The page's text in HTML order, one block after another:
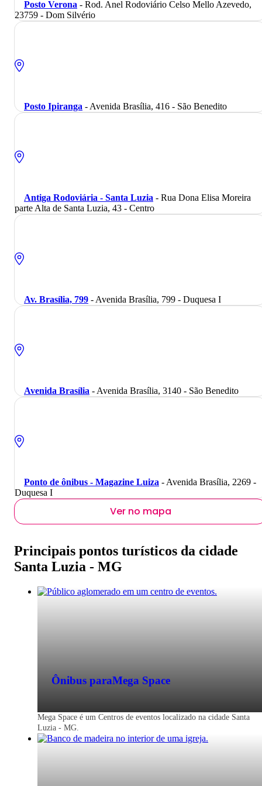
Posto Verona - Rod. Anel Rodoviário Celso Mello Azevedo,
23759 - Dom Silvério
Posto Ipiranga - Avenida Brasília, 416 - São Benedito
Antiga Rodoviária - Santa Luzia - Rua Dona Elisa Moreira
parte Alta de Santa Luzia, 43 - Centro
Av. Brasília, 799 - Avenida Brasília, 799 - Duquesa I
Avenida Brasília - Avenida Brasília, 3140 - São Benedito
Ponto de ônibus - Magazine Luiza - Avenida Brasília, 2269 -
Duquesa I
Ver no mapa
Principais pontos turísticos da cidade
Santa Luzia - MG
Ônibus paraMega Space
Mega Space é um Centros de eventos localizado na cidade Santa
Luzia - MG.